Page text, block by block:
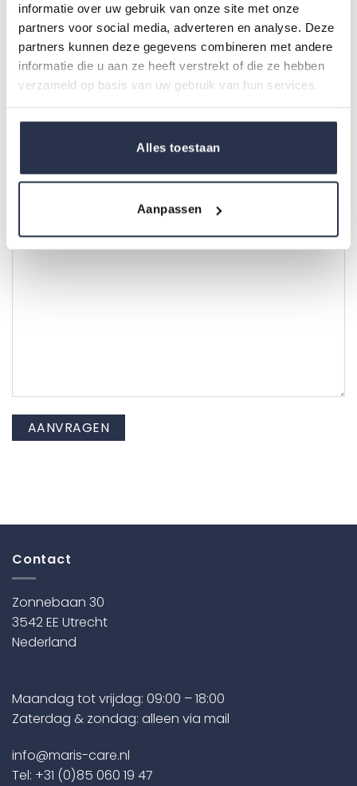
informatie over uw gebruik van onze site met onze
partners voor social media, adverteren en analyse. Deze
partners kunnen deze gegevens combineren met andere
informatie die u aan ze heeft verstrekt of die ze hebben
verzameld op basis van uw gebruik van hun services.
Alles toestaan
Aanpassen
Incontinentie materiaal
Voor welke soort zorg vraag je het aan?
Extramurale
Opmerkingen / vragen
Contact
Zonnebaan 30
3542 EE Utrecht
Nederland
Maandag tot vrijdag: 09:00 – 18:00
Zaterdag & zondag: alleen via mail
info@maris-care.nl
Tel: +31 (0)85 060 19 47